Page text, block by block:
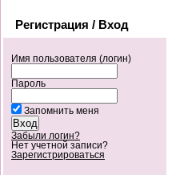
Регистрация / Вход
Имя пользователя (логин)
Пароль
Запомнить меня
Забыли логин?
Нет учетной записи?
Зарегистрироваться